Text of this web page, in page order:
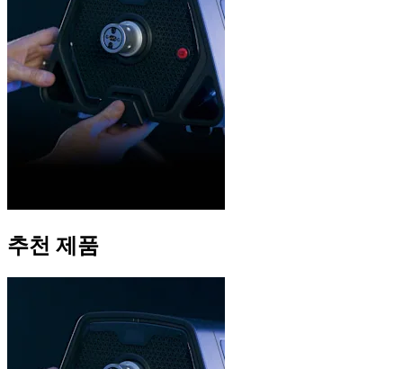
추천 제품